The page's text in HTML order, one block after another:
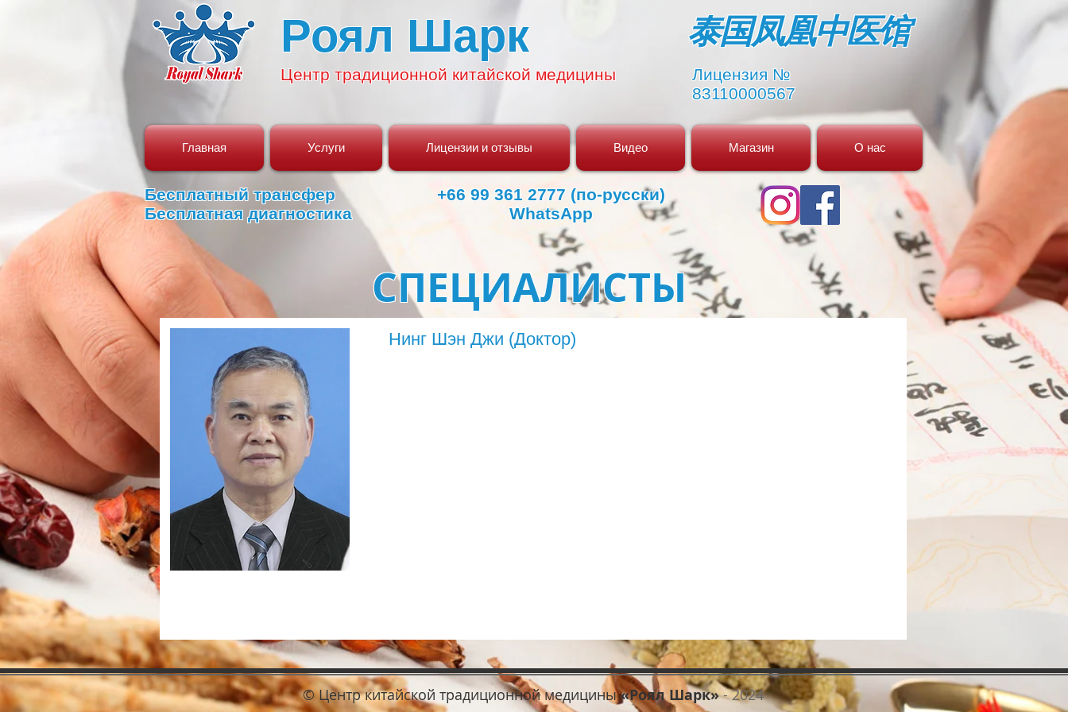
Роял Шарк
Центртрадиционной китайской медицины
​泰国凤凰中医馆
Лицензия №
83110000567
Главная Услуги Лицензии и отзывы Видео Магазин О нас
Бесплатный трансфер
Бесплатная диагностика
+66 99 361 2777 (по-русски)
WhatsApp
СПЕЦИАЛИСТЫ
Нинг Шэн Джи (Доктор)
© Центр китайской традиционной медицины«Роял Шарк» - 2024